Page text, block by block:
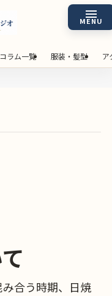
コラム一覧 服装・髪型 ア
合う時期、日焼